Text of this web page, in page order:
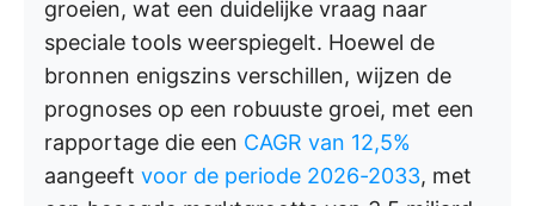
groeien, wat een duidelijke vraag naar
speciale tools weerspiegelt. Hoewel de
bronnen enigszins verschillen, wijzen de
prognoses op een robuuste groei, met een
rapportage die een CAGR van 12,5%
aangeeft voor de periode 2026-2033, met